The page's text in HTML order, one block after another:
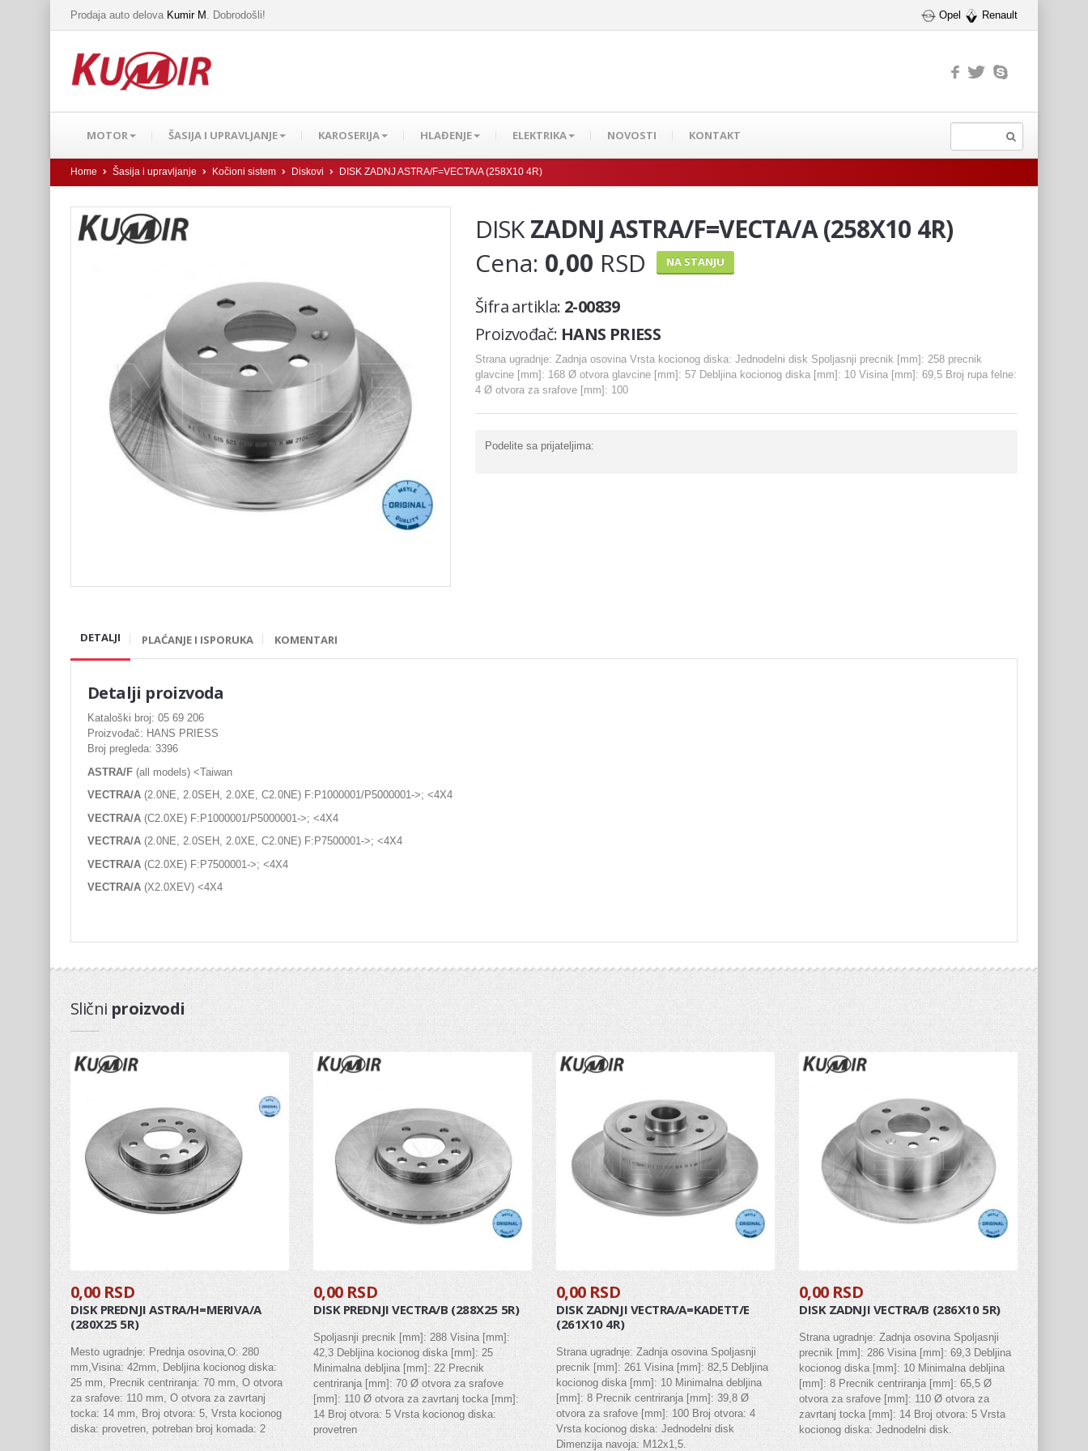
Prodaja auto delova Kumir M . Dobrodošli! Opel Renault
MOTOR ŠASIJA I UPRAVLJANJE KAROSERIJA HLAĐENJE ELEKTRIKA NOVOSTI KONTAKT
Home Šasija i upravljanje Kočioni sistem Diskovi DISK ZADNJ ASTRA/F=VECTA/A (258X10 4R)
DISKZADNJ ASTRA/F=VECTA/A (258X10 4R)
Cena: 0,00 RSD NA STANJU
Šifra artikla: 2-00839
Proizvođač: HANS PRIESS
Strana ugradnje: Zadnja osovina Vrsta kocionog diska: Jednodelni disk Spoljasnji precnik [mm]: 258 precnik
glavcine [mm]: 168 Ø otvora glavcine [mm]: 57 Debljina kocionog diska [mm]: 10 Visina [mm]: 69,5 Broj rupa felne:
4 Ø otvora za srafove [mm]: 100
Podelite sa prijateljima:
DETALJI PLAĆANJE I ISPORUKA KOMENTARI
Detalji proizvoda
Kataloški broj: 05 69 206
Proizvođač: HANS PRIESS
Broj pregleda: 3396
ASTRA/F (all models) <Taiwan
VECTRA/A (2.0NE, 2.0SEH, 2.0XE, C2.0NE) F:P1000001/P5000001->; <4X4
VECTRA/A (C2.0XE) F:P1000001/P5000001->; <4X4
VECTRA/A (2.0NE, 2.0SEH, 2.0XE, C2.0NE) F:P7500001->; <4X4
VECTRA/A (C2.0XE) F:P7500001->; <4X4
VECTRA/A (X2.0XEV) <4X4
Slični proizvodi
0,00 RSD
DISK PREDNJI ASTRA/H=MERIVA/A
(280X25 5R)
Mesto ugradnje: Prednja osovina,O: 280
mm,Visina: 42mm, Debljina kocionog diska:
25 mm, Precnik centriranja: 70 mm, O otvora
za srafove: 110 mm, O otvora za zavrtanj
tocka: 14 mm, Broj otvora: 5, Vrsta kocionog
diska: provetren, potreban broj komada: 2
0,00 RSD
DISK PREDNJI VECTRA/B (288X25 5R)
Spoljasnji precnik [mm]: 288 Visina [mm]:
42,3 Debljina kocionog diska [mm]: 25
Minimalna debljina [mm]: 22 Precnik
centriranja [mm]: 70 Ø otvora za srafove
[mm]: 110 Ø otvora za zavrtanj tocka [mm]:
14 Broj otvora: 5 Vrsta kocionog diska:
provetren
0,00 RSD
DISK ZADNJI VECTRA/A=KADETT/E
(261X10 4R)
Strana ugradnje: Zadnja osovina Spoljasnji
precnik [mm]: 261 Visina [mm]: 82,5 Debljina
kocionog diska [mm]: 10 Minimalna debljina
[mm]: 8 Precnik centriranja [mm]: 39,8 Ø
otvora za srafove [mm]: 100 Broj otvora: 4
Vrsta kocionog diska: Jednodelni disk
Dimenzija navoja: M12x1,5.
0,00 RSD
DISK ZADNJI VECTRA/B (286X10 5R)
Strana ugradnje: Zadnja osovina Spoljasnji
precnik [mm]: 286 Visina [mm]: 69,3 Debljina
kocionog diska [mm]: 10 Minimalna debljina
[mm]: 8 Precnik centriranja [mm]: 65,5 Ø
otvora za srafove [mm]: 110 Ø otvora za
zavrtanj tocka [mm]: 14 Broj otvora: 5 Vrsta
kocionog diska: Jednodelni disk.